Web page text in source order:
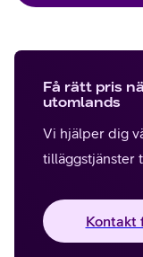
Få rätt pris
utomlands
Vi hjälper dig
tilläggstjänster
Kontakt